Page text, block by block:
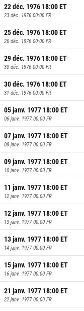
22 déc. 1976 18:00ET
23 déc. 1976 00:00 FR
25 déc. 1976 18:00ET
26 déc. 1976 00:00 FR
29 déc. 1976 18:00ET
30 déc. 1976 00:00 FR
30 déc. 1976 18:00ET
31 déc. 1976 00:00 FR
05 janv. 1977 18:00ET
06 janv. 1977 00:00 FR
07 janv. 1977 18:00ET
08 janv. 1977 00:00 FR
09 janv. 1977 18:00ET
10 janv. 1977 00:00 FR
11 janv. 1977 18:00ET
12 janv. 1977 00:00 FR
12 janv. 1977 18:00ET
13 janv. 1977 00:00 FR
13 janv. 1977 18:00ET
14 janv. 1977 00:00 FR
15 janv. 1977 18:00ET
16 janv. 1977 00:00 FR
21 janv. 1977 18:00ET
22 janv. 1977 00:00 FR